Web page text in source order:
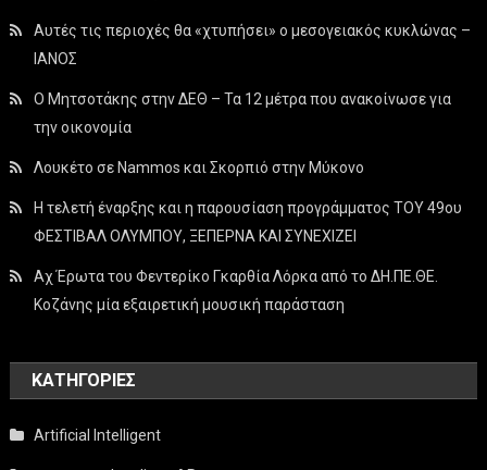
Αυτές τις περιοχές θα «χτυπήσει» ο μεσογειακός κυκλώνας –
ΙΑΝΟΣ
Ο Μητσοτάκης στην ΔΕΘ – Τα 12 μέτρα που ανακοίνωσε για
την οικονομία
Λουκέτο σε Nammos και Σκορπιό στην Μύκονο
Η τελετή έναρξης και η παρουσίαση προγράμματος ΤΟΥ 49ου
ΦΕΣΤΙΒΑΛ ΟΛΥΜΠΟΥ, ΞΕΠΕΡΝΑ ΚΑΙ ΣΥΝΕΧΙΖΕΙ
Αχ Έρωτα του Φεντερίκο Γκαρθία Λόρκα από το ΔΗ.ΠΕ.ΘΕ.
Κοζάνης μία εξαιρετική μουσική παράσταση
KΑΤΗΓΟΡΊΕΣ
Artificial Intelligent